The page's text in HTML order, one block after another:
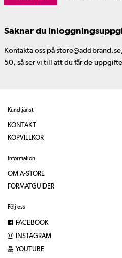
Saknar du
Kontakta oss på
50, så ser vi till att du får de
Kundtjänst
KONTAKT
KÖPVILLKOR
Information
OM A-STORE
FORMATGUIDER
Följ oss
FACEBOOK
INSTAGRAM
YOUTUBE